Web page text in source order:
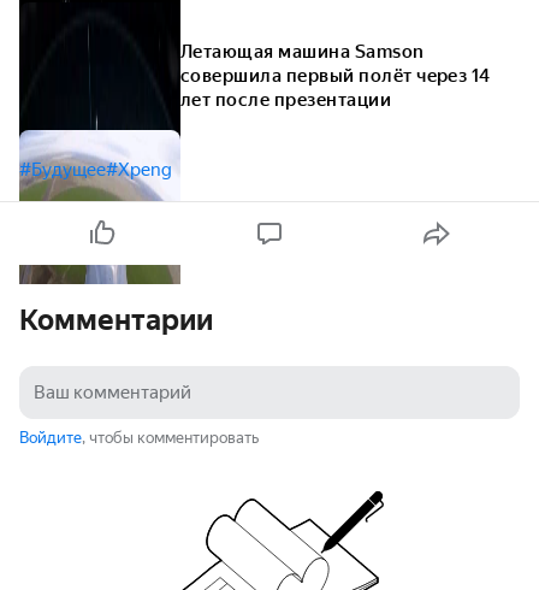
Летающая машина Samson
совершила первый полёт через 14
лет после презентации
#Будущее#Xpeng
Комментарии
Войдите, чтобы комментировать